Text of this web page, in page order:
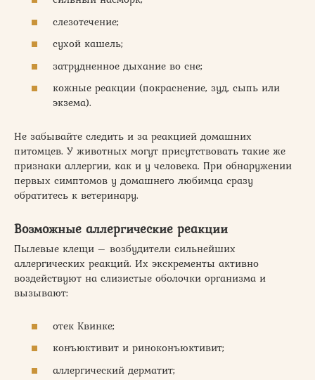
слезотечение;
сухой кашель;
затрудненное дыхание во сне;
кожные реакции (покраснение, зуд, сыпь или
экзема).
Не забывайте следить и за реакцией домашних
питомцев. У животных могут присутствовать такие же
признаки аллергии, как и у человека. При обнаружении
первых симптомов у домашнего любимца сразу
обратитесь к ветеринару.
Возможные аллергические реакции
Пылевые клещи – возбудители сильнейших
аллергических реакций. Их экскременты активно
воздействуют на слизистые оболочки организма и
вызывают:
отек Квинке;
конъюктивит и риноконъюктивит;
аллергический дерматит;